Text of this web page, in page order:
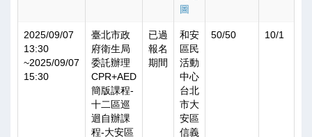
圖
2025/09/07
13:30
~2025/09/07
15:30
臺北市政
府衛生局
委託辦理
CPR+AED
簡版課程-
十二區巡
迴自辦課
程-大安區
已過
報名
期間
和安
區民
活動
中心
台北
市大
安區
信義
50/50 10/1